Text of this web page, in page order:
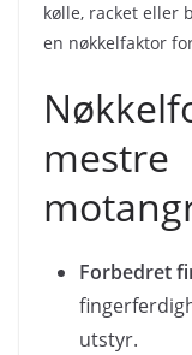
kølle, racket eller
en nøkkelfaktor
mestre
Forbedret
utstyr.